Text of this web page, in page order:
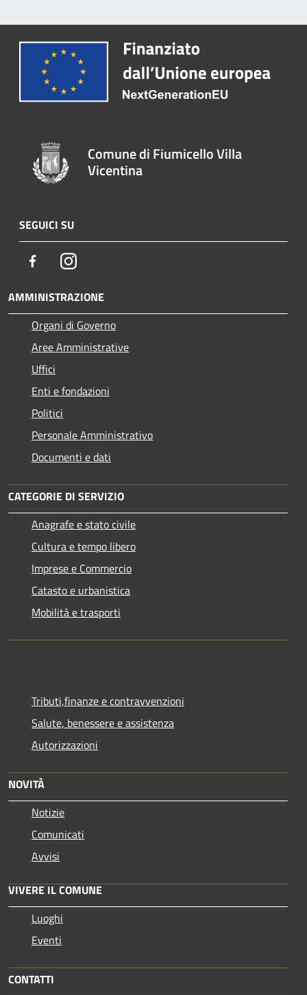
Comune di Fiumicello Villa
Vicentina
SEGUICI SU
FacebookInstagram
AMMINISTRAZIONE
Organi di Governo
Aree Amministrative
Uffici
Enti e fondazioni
Politici
Personale Amministrativo
Documenti e dati
CATEGORIE DI SERVIZIO
Anagrafe e stato civile
Cultura e tempo libero
Imprese e Commercio
Catasto e urbanistica
Mobilità e trasporti
Tributi,finanze e contravvenzioni
Salute, benessere e assistenza
Autorizzazioni
NOVITÀ
Notizie
Comunicati
Avvisi
VIVERE IL COMUNE
Luoghi
Eventi
CONTATTI